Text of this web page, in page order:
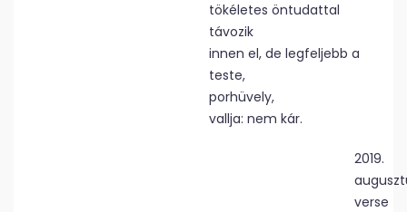
tökéletes öntudattal
távozik
innen el, de legfeljebb a
teste,
porhüvely,
vallja: nem kár.
2019.
verse